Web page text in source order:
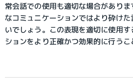
常会話での使用も適切な場合があり
なコミュニケーションではより砕け
いでしょう。この表現を適切に使用
ションをより正確かつ効果的に行うこ